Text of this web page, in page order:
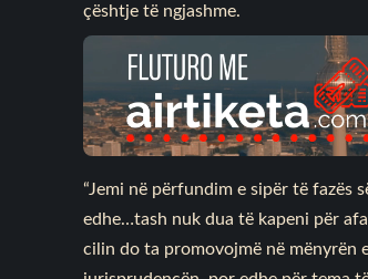
çështje të ngjashme.
“Jemi në përfundim e sipër të fazës
edhe…tash nuk dua të kapeni për
cilin do ta promovojmë në mënyrën